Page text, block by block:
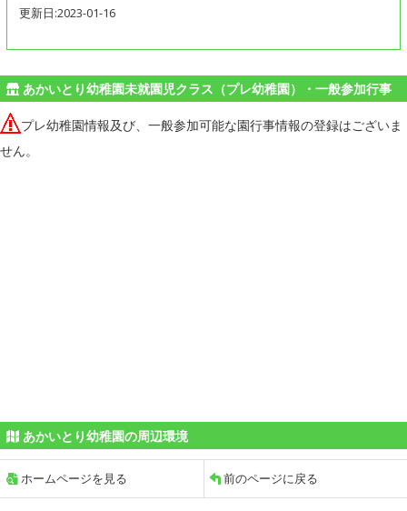
更新日:2023-01-16
あかいとり幼稚園未就園児クラス（プレ幼稚園）・一般参加行事
プレ幼稚園情報及び、一般参加可能な園行事情報の登録はございま
せん。
あかいとり幼稚園の周辺環境
ホームページを見る 前のページに戻る